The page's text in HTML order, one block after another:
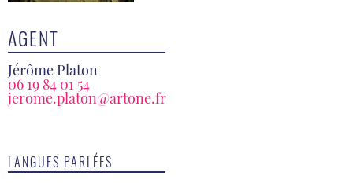
AGENT
Jérôme Platon
06 19 84 01 54
jerome.platon@artone.fr
LANGUES PARLÉES